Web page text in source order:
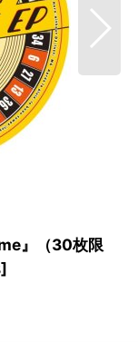
』（30枚限
]